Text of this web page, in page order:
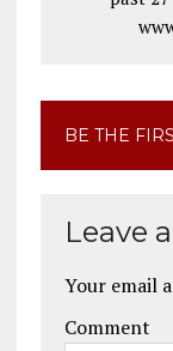
BE THE
Leave
Your email
Comment